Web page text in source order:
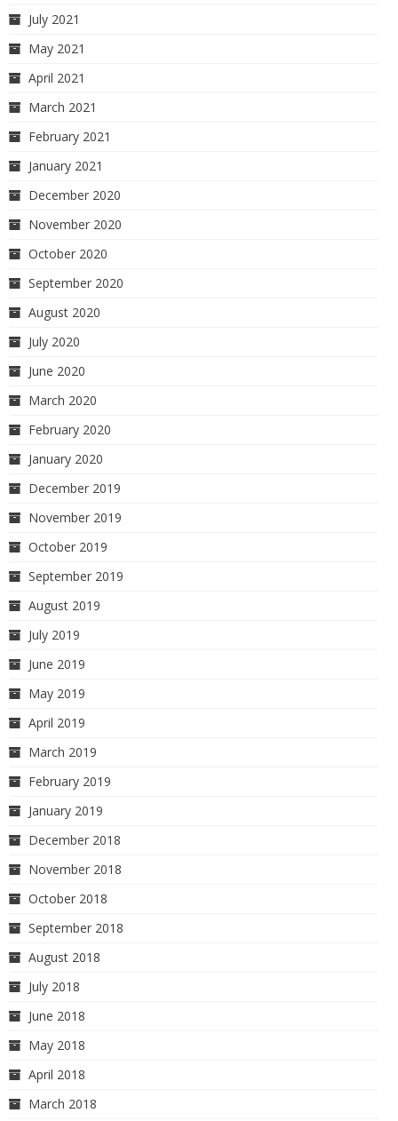
July 2021
May 2021
April 2021
March 2021
February 2021
January 2021
December 2020
November 2020
October 2020
September 2020
August 2020
July 2020
June 2020
March 2020
February 2020
January 2020
December 2019
November 2019
October 2019
September 2019
August 2019
July 2019
June 2019
May 2019
April 2019
March 2019
February 2019
January 2019
December 2018
November 2018
October 2018
September 2018
August 2018
July 2018
June 2018
May 2018
April 2018
March 2018